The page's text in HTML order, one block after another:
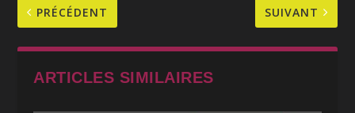
PRÉCÉDENT
SUIVANT
ARTICLES SIMILAIRES